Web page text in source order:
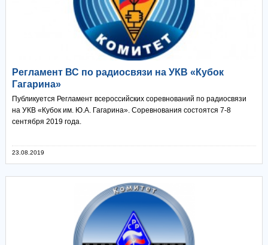
Регламент ВС по радиосвязи на УКВ «Кубок
Гагарина»
Публикуется Регламент всероссийских соревнований по радиосвязи
на УКВ «Кубок им. Ю.А. Гагарина». Соревнования состоятся 7-8
сентября 2019 года.
23.08.2019